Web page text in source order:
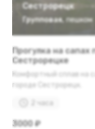
Сестрорецк
Групповая, пешком
Прогулка на сапах
Сестрорецке
Комфортный сплав на
городе Сестрорецк.
2 часа
3000 ₽